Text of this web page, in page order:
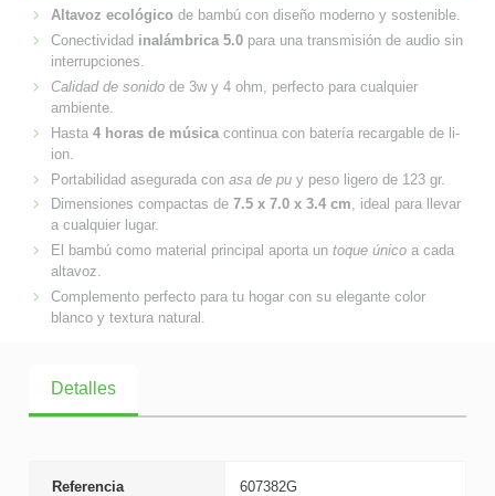
Altavoz ecológicode bambú con diseño moderno y sostenible.
Conectividad inalámbrica 5.0para una transmisión de audio sin
interrupciones.
Calidad de sonidode 3w y 4 ohm, perfecto para cualquier
ambiente.
Hasta 4 horas de músicacontinua con batería recargable de li-
ion.
Portabilidad asegurada con asa de puy peso ligero de 123 gr.
Dimensiones compactas de 7.5 x 7.0 x 3.4 cm, ideal para llevar
a cualquier lugar.
El bambú como material principal aporta un toque únicoa cada
altavoz.
Complemento perfecto para tu hogar con su elegante color
blanco y textura natural.
Detalles
Referencia 607382G